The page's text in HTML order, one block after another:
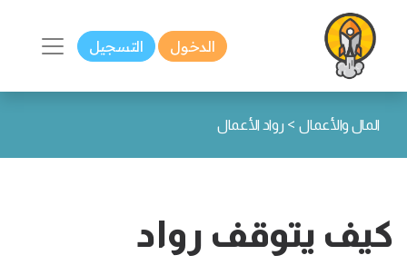
الدخول التسجيل
المال والأعمال > رواد الأعمال
كيف يتوقف رواد